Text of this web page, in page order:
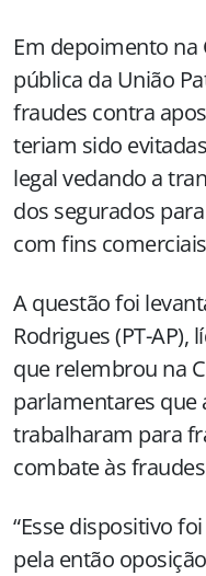
Em depoimento na
pública da União
fraudes contra
teriam sido
legal vedando a
dos segurados
com fins
A questão foi
Rodrigues (PT-AP),
que relembrou na
parlamentares que
trabalharam para
combate às
“Esse dispositivo
pela então